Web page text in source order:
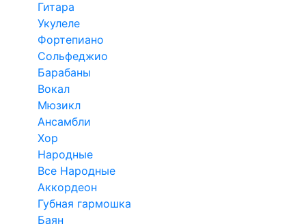
Гитара
Укулеле
Фортепиано
Сольфеджио
Барабаны
Вокал
Мюзикл
Ансамбли
Хор
Народные
Все Народные
Аккордеон
Губная гармошка
Баян